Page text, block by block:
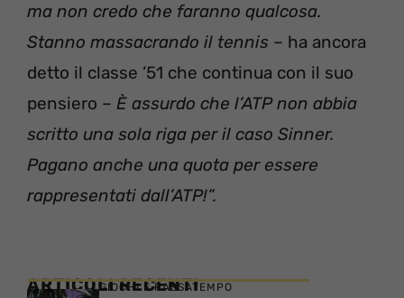
ma non credo che faranno qualcosa.
Stanno massacrando il tennis – ha ancora
detto il classe ’51 che continua con il suo
pensiero – È assurdo che l’ATP non abbia
scritto una sola riga per il caso Sinner.
Pagano anche una quota per essere
rappresentati dall’ATP!”.
ARTICOLI RECENTI
GIOCHI E PASSATEMPO